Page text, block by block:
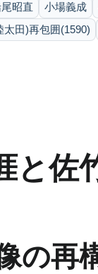
昭直 小場義成
太田)再包囲(1590)
と佐
の再